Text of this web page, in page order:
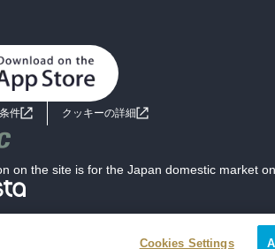
件 クッキーの詳細
on the site is for the Japan domestic market
Cookies Settings